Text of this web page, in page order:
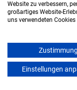
Start: Oktober
Freie Plätze: 1
Website zu verbessern,
großartiges Website-
uns verwendeten
Zustimmung
Einstellungen